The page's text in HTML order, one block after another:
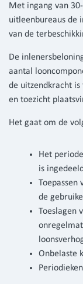
Met ingang van
uitleenbureaus de
van de
De
aantal
de uitzendkracht
en toezicht
Het gaat om de
Het
is ingedeeld
de
Toeslagen
Onbelaste
Periodieken